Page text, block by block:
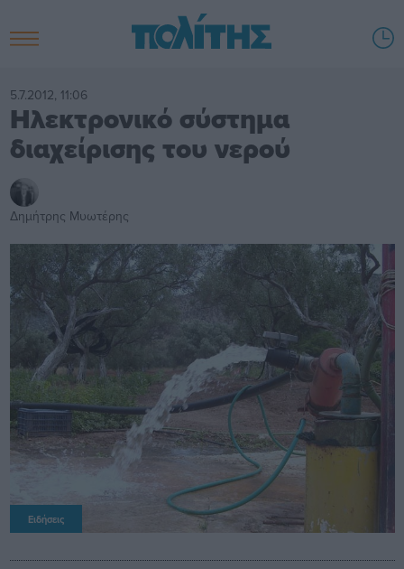
5.7.2012, 11:06
Ηλεκτρονικό σύστημα
διαχείρισης του νερού
Δημήτρης Μυωτέρης
Ειδήσεις